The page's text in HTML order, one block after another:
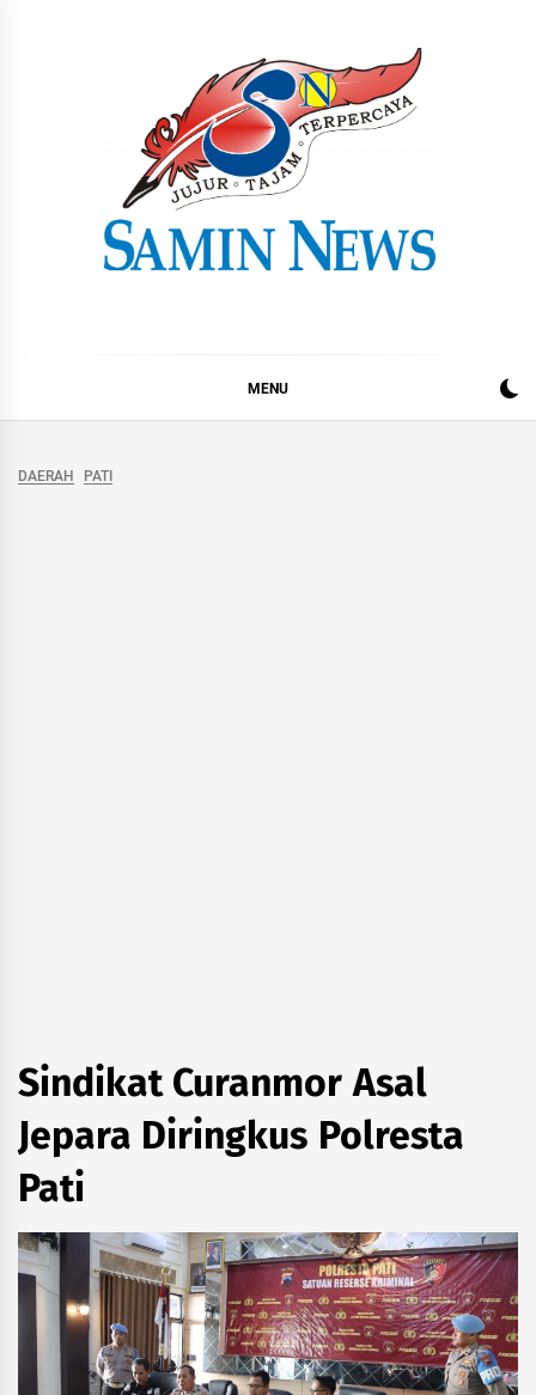
MENU
DAERAH PATI
Sindikat Curanmor Asal
Jepara Diringkus Polresta
Pati